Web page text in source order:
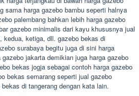
sama harga gazebo bambu seperti halnya
palembang bahkan lebih harga gazebo
gazebo minimalis dari kayu khususnya jual
kedua, ketiga, dll. gazebo bekas di
surabaya begitu juga di sini harga
jakarta demikian juga harga gazebo
bekas jogja sebagai contoh harga gazebo
bekas semarang seperti jual gazebo
di tangerang dengan kata lain.